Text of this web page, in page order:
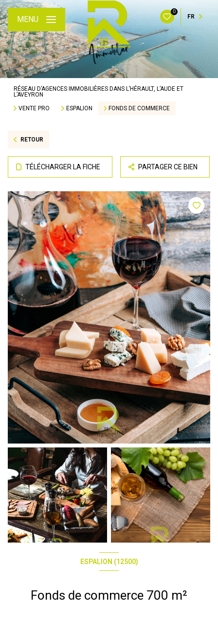
0
FR
MENU
RÉSEAU D’AGENCES IMMOBILIÈRES DANS L’HÉRAULT, L’AUDE ET
L’AVEYRON
VENTE PRO
ESPALION FONDS DE COMMERCE
RETOUR
TÉLÉCHARGER LA FICHE PARTAGER CE BIEN
ESPALION (12500)
Fonds de commerce 700 m²